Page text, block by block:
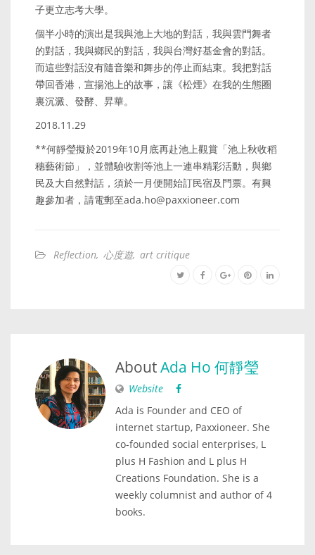
子更立志考大學。
個半小時的演出是我與池上大地的對話，我與雲門舞者
的對話，我與鄉民的對話，我與台灣好基金會的對話。
而這些對話沒有隨音樂和舞步的停止而結束。我把對話
帶回香港，宣揚池上的故事，讓《松煙》在我的生態圈
裏沉澱、發酵、昇華。
2018.11.29
**何靜瑩擬於2019年10月底再赴池上觀賞「池上秋收稻
穗藝術節」，並體驗收割等池上一連串精彩活動，與鄉
民及大自然對話，須於一月便開始訂民宿及門票。有興
趣參加者，請電郵至ada.ho@paxxioneer.com
Reflection, 心度遊, art critique
AboutAda Ho 何靜瑩
Website
Ada is Founder and CEO of
internet startup, Paxxioneer. She
co-founded social enterprises, L
plus H Fashion and L plus H
Creations Foundation. She is a
weekly columnist and author of 4
books.